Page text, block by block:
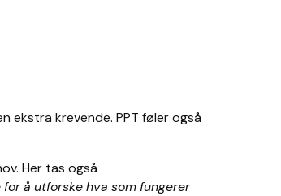
ekstra krevende. PPT føler også
Her tas også
å utforske hva som fungerer